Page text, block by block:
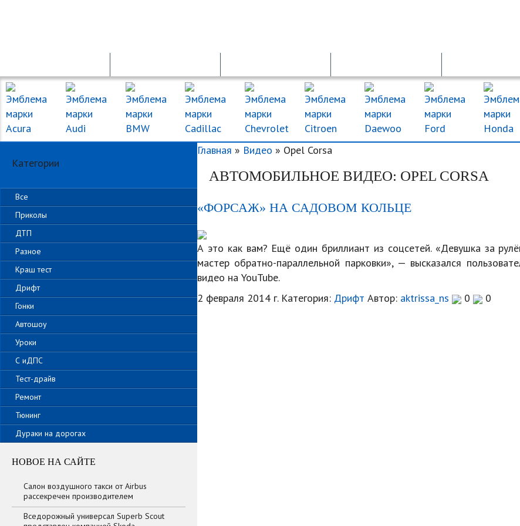
Главная » Видео » Opel Corsa
АВТОМОБИЛЬНОЕ ВИДЕО: OPEL CORSA
«ФОРСАЖ» НА САДОВОМ КОЛЬЦЕ
А это как вам? Ещё один бриллиант из соцсетей. «Девушка за
мастер обратно-параллельной парковки», — высказался
видео на YouTube.
2 февраля 2014 г. Категория: Дрифт Автор: aktrissa_ns 0 0
Категории
Все
Приколы
ДТП
Разное
Краш тест
Дрифт
Гонки
Автошоу
Уроки
С иДПС
Тест-драйв
Ремонт
Тюнинг
Дураки на дорогах
НОВОЕ НА САЙТЕ
Салон воздушного такси от Airbus
рассекречен производителем
Вседорожный универсал Superb Scout